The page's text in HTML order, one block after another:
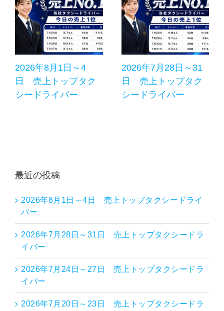
2026年8月1日～4
日 売上トップタク
シードライバー
2026年7月28日～31
日 売上トップタク
シードライバー
最近の投稿
2026年8月1日～4日 売上トップタクシードライ
バー
2026年7月28日～31日 売上トップタクシードラ
イバー
2026年7月24日～27日 売上トップタクシードラ
イバー
2026年7月20日～23日 売上トップタクシードラ